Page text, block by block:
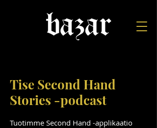
Tise Second Hand
Stories -podcast
Tuotimme Second Hand -applikaatio